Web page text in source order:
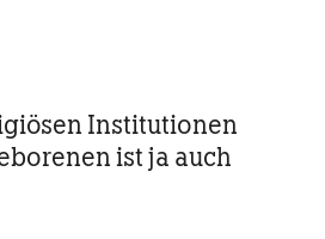
Institutionen
ist ja auch